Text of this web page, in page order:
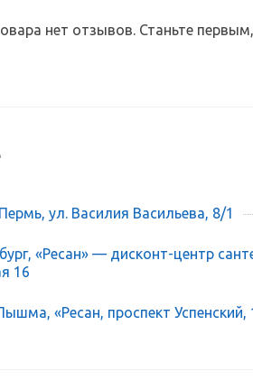
нет отзывов. Станьте
ул. Василия Васильева, 8/1
«Ресан» — дисконт-центр
16
«Ресан, проспект Успенский,